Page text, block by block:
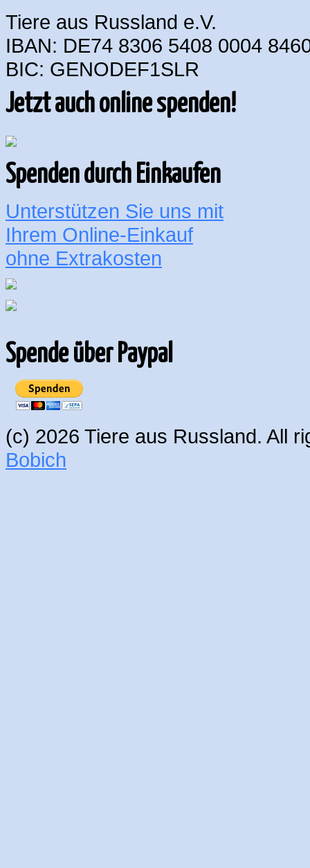
Tiere aus Russland e.V.
IBAN: DE74 8306 5408 0004
BIC: GENODEF1SLR
Jetzt auch online spenden!
Spenden durch Einkaufen
Unterstützen Sie uns mit
Ihrem Online-Einkauf
ohne Extrakosten
Spende über Paypal
(c) 2026 Tiere aus Russland. All
Bobich